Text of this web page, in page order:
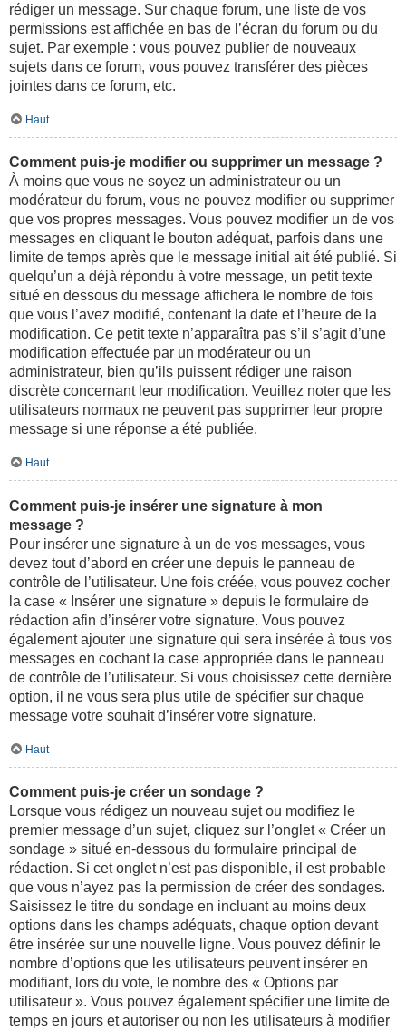
rédiger un message. Sur chaque forum, une liste de vos
permissions est affichée en bas de l’écran du forum ou du
sujet. Par exemple : vous pouvez publier de nouveaux
sujets dans ce forum, vous pouvez transférer des pièces
jointes dans ce forum, etc.
Haut
Comment puis-je modifier ou supprimer un message ?
À moins que vous ne soyez un administrateur ou un
modérateur du forum, vous ne pouvez modifier ou supprimer
que vos propres messages. Vous pouvez modifier un de vos
messages en cliquant le bouton adéquat, parfois dans une
limite de temps après que le message initial ait été publié. Si
quelqu’un a déjà répondu à votre message, un petit texte
situé en dessous du message affichera le nombre de fois
que vous l’avez modifié, contenant la date et l’heure de la
modification. Ce petit texte n’apparaîtra pas s’il s’agit d’une
modification effectuée par un modérateur ou un
administrateur, bien qu’ils puissent rédiger une raison
discrète concernant leur modification. Veuillez noter que les
utilisateurs normaux ne peuvent pas supprimer leur propre
message si une réponse a été publiée.
Haut
Comment puis-je insérer une signature à mon
message ?
Pour insérer une signature à un de vos messages, vous
devez tout d’abord en créer une depuis le panneau de
contrôle de l’utilisateur. Une fois créée, vous pouvez cocher
la case « Insérer une signature » depuis le formulaire de
rédaction afin d’insérer votre signature. Vous pouvez
également ajouter une signature qui sera insérée à tous vos
messages en cochant la case appropriée dans le panneau
de contrôle de l’utilisateur. Si vous choisissez cette dernière
option, il ne vous sera plus utile de spécifier sur chaque
message votre souhait d’insérer votre signature.
Haut
Comment puis-je créer un sondage ?
Lorsque vous rédigez un nouveau sujet ou modifiez le
premier message d’un sujet, cliquez sur l’onglet « Créer un
sondage » situé en-dessous du formulaire principal de
rédaction. Si cet onglet n’est pas disponible, il est probable
que vous n’ayez pas la permission de créer des sondages.
Saisissez le titre du sondage en incluant au moins deux
options dans les champs adéquats, chaque option devant
être insérée sur une nouvelle ligne. Vous pouvez définir le
nombre d’options que les utilisateurs peuvent insérer en
modifiant, lors du vote, le nombre des « Options par
utilisateur ». Vous pouvez également spécifier une limite de
temps en jours et autoriser ou non les utilisateurs à modifier